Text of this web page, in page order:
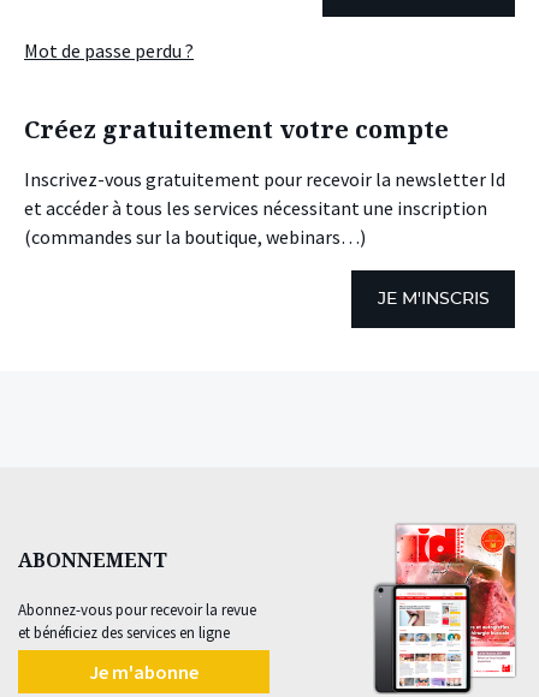
Mot de passe perdu ?
Créez gratuitement votre compte
Inscrivez-vous gratuitement pour recevoir la newsletter Id
et accéder à tous les services nécessitant une inscription
(commandes sur la boutique, webinars…)
JE M'INSCRIS
ABONNEMENT
Abonnez-vous pour recevoir la revue
et bénéficiez des services en ligne
Je m'abonne